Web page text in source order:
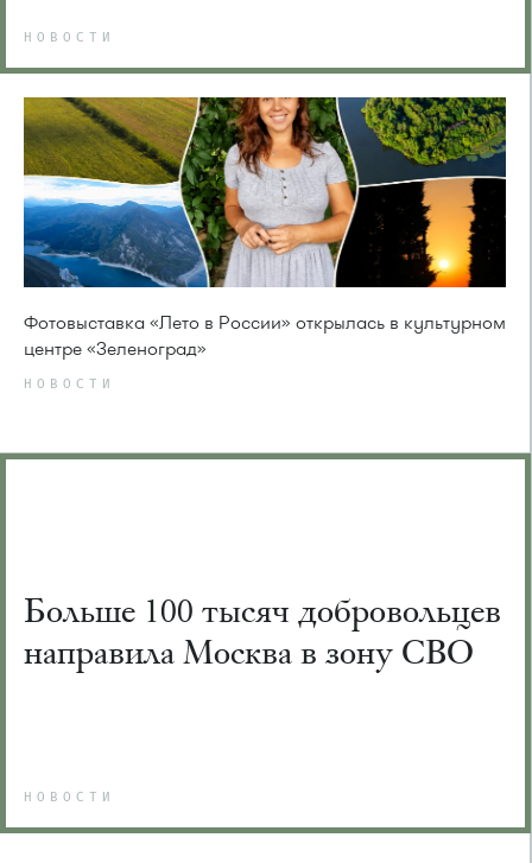
НОВОСТИ
Фотовыставка «Лето в России» открылась в культурном
центре «Зеленоград»
НОВОСТИ
Больше 100 тысяч добровольцев
направила Москва в зону СВО
НОВОСТИ